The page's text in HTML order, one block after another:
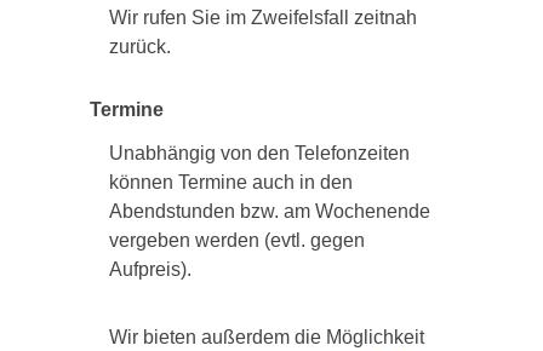
Wir rufen Sie im Zweifelsfall zeitnah
zurück.
Termine
Unabhängig von den Telefonzeiten
können Termine auch in den
Abendstunden bzw. am Wochenende
vergeben werden (evtl. gegen
Aufpreis).
Wir bieten außerdem die Möglichkeit